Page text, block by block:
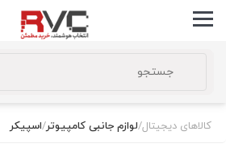
کالاهای دیجیتال/لوازم جانبی کامپیوتر/اسپیکر